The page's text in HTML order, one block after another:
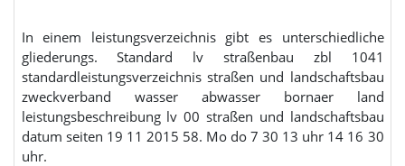
In einem leistungsverzeichnis gibt es unterschiedliche
gliederungs. Standard lv straßenbau zbl 1041
standardleistungsverzeichnis straßen und landschaftsbau
zweckverband wasser abwasser bornaer land
leistungsbeschreibung lv 00 straßen und landschaftsbau
datum seiten 19 11 2015 58. Mo do 7 30 13 uhr 14 16 30
uhr.